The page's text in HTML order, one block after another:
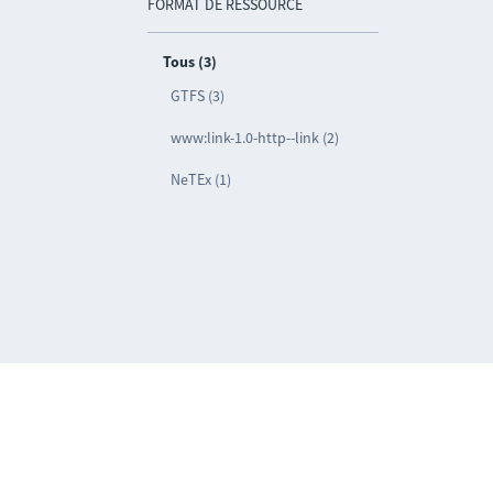
FORMAT DE RESSOURCE
Tous (3)
GTFS (3)
www:link-1.0-http--link (2)
NeTEx (1)